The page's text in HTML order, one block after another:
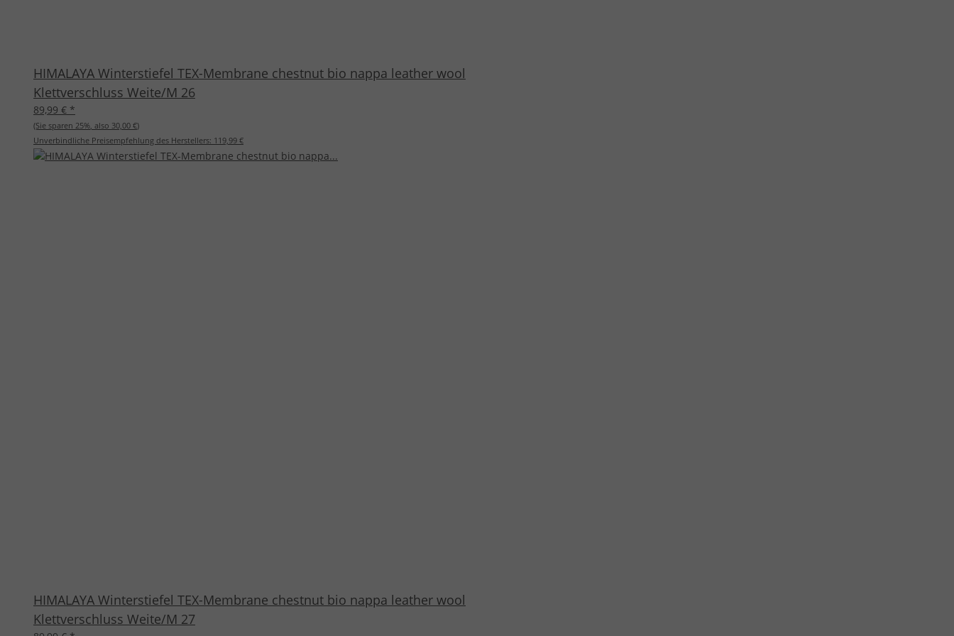
HIMALAYA Winterstiefel TEX-Membrane chestnut bio nappa leather wool
Klettverschluss Weite/M 26
89,99 € *
(Sie sparen 25% , also 30,00 €)
Unverbindliche Preisempfehlung des Herstellers: 119,99 €
HIMALAYA Winterstiefel TEX-Membrane chestnut bio nappa leather wool
Klettverschluss Weite/M 27